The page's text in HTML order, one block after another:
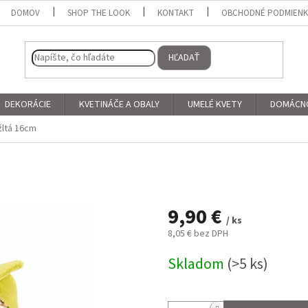
DOMOV SHOP THE LOOK KONTAKT OBCHODNÉ
HĽADAŤ
DEKORÁCIE KVETINÁČE A OBALY UMELÉ KVETY
16cm
9,90 € / ks
8,05 € bez DPH
cena:
Skladom (>5 ks)